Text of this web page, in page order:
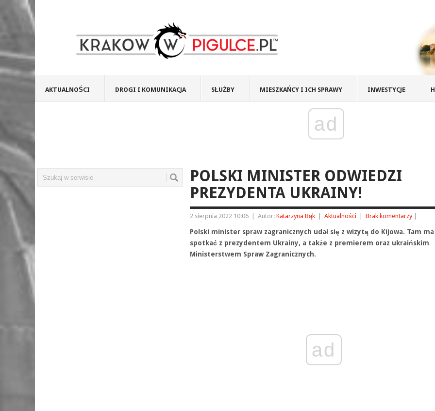
AKTUALNOŚCI DROGI I KOMUNIKACJA SŁUŻBY MIESZKAŃCY I ICH SPRAWY INWESTYCJE
ad
POLSKI MINISTER ODWIEDZI
PREZYDENTA UKRAINY!
2 sierpnia 2022 10:06 Autor: Katarzyna Bąk Aktualności Brak komentarzy
Polski minister spraw zagranicznych udał się z wizytą do Kijowa. Tam
spotkać z prezydentem Ukrainy, a także z premierem oraz ukraińskim
Ministerstwem Spraw Zagranicznych.
ad